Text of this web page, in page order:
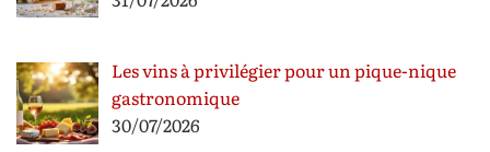
Les vins à privilégier pour un pique-nique
gastronomique
30/07/2026